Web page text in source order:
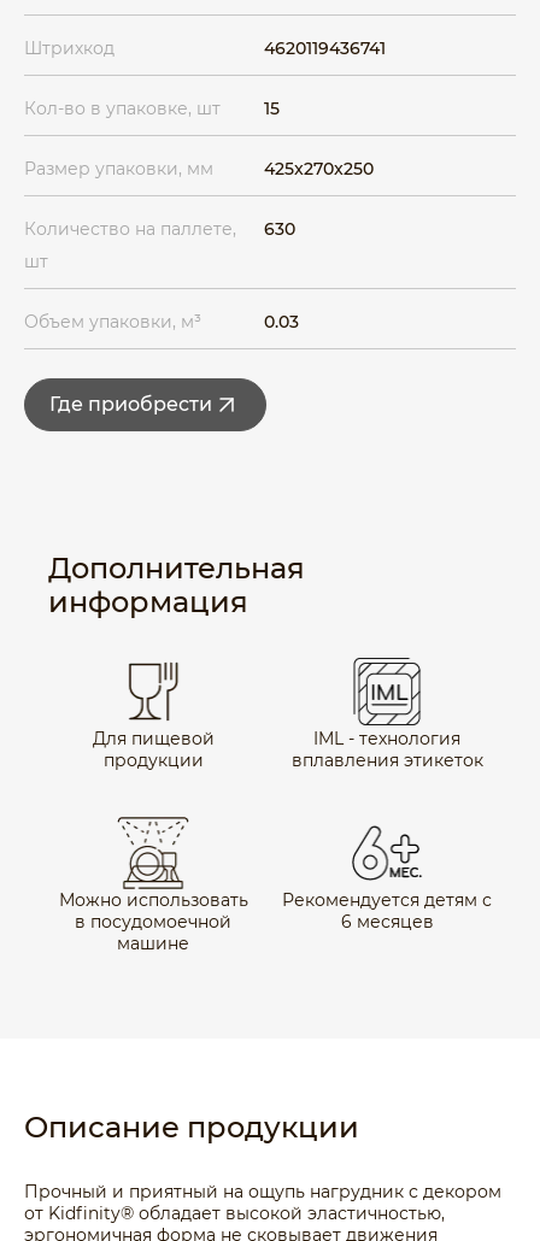
Штрихкод 4620119436741
Кол-во в упаковке, шт 15
Размер упаковки, мм 425x270x250
Количество на паллете,
шт
630
Объем упаковки, м³ 0.03
Где приобрести
Дополнительная
информация
Для пищевой
продукции
IML - технология
вплавления этикеток
Можно использовать
в посудомоечной
машине
Рекомендуется детям с
6 месяцев
Описание продукции
Прочный и приятный на ощупь нагрудник с декором
от Kidfinity® обладает высокой эластичностью,
эргономичная форма не сковывает движения